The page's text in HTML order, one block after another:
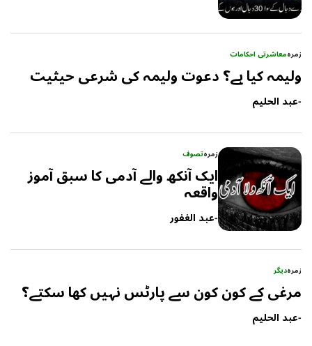
زمرہمعاشرتی احکامات
ولیمہ کیا ہے؟ دعوت ولیمہ کی شرعی حیثیت
-عبد الحلیم
زمرہتصوف
ایک آنکھ والے آدمی کا سبق آموز
واقعہ
-عبد الغفور
زمرہدیگر
مرغی کے کون کون سے پارٹس نہیں کھا سکتے؟
-عبد الحلیم